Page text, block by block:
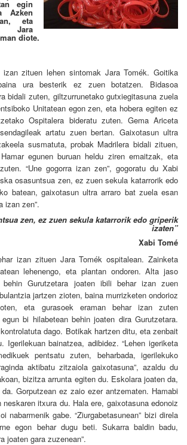
egin
Azken
eta
Jara
diote.
izan zituen lehen sintomak Jara Tomék. Goitika
ura besterik ez zuen botatzen. Bidasoa
bidali zuten, giltzurrunetako gutxiegitasuna zuela
Unitatean egon zen, eta hobera egiten ez
Ospitalera bideratu zuten. Gema Ariceta
artatu zuen bertan. Gaixotasun ultra
susmatuta, probak Madrilera bidali zituen,
egunen buruan heldu ziren emaitzak, eta
“Une gogorra izan zen”, gogoratu du Xabi
osasuntsua zen, ez zuen sekula katarrorik edo
batean, gaixotasun ultra arraro bat zuela esan
izan zen”.
zen, ez zuen sekula katarrorik edo griperik
izaten”
Xabi Tomé
izan zituen Jara Tomék ospitalean. Zainketa
lehenengo, eta plantan ondoren. Alta jaso
Gurutzetara joaten ibili behar izan zuen
jartzen zioten, baina murrizketen ondorioz
eta gurasoek eraman behar izan zuten
bi hilabetean behin joaten dira Gurutzetara.
dago. Botikak hartzen ditu, eta zenbait
Igerilekuan bainatzea, adibidez. “Lehen igeriketa
pentsatu zuten, beharbada, igerilekuko
aktibatu zitzaiola gaixotasuna”, azaldu du
bizitza arrunta egiten du. Eskolara joaten da,
Gorputzean ez zaio ezer antzematen. Hamabi
itxura du. Hala ere, gaixotasuna edonoiz
nabarmenik gabe. “Ziurgabetasunean” bizi direla
egon behar dugu beti. Sukarra baldin badu,
joaten gara zuzenean”.